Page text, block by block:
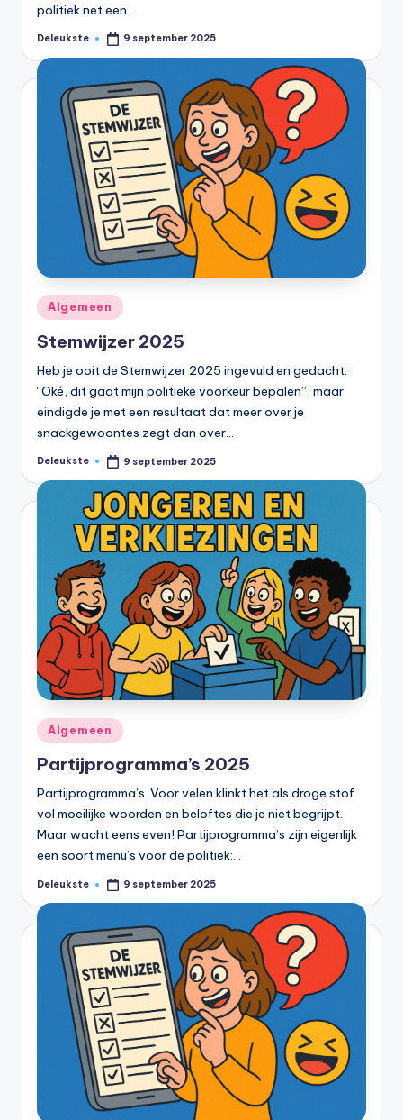
politiek net een…
Geplaatst
Deleukste 9 september 2025
Geplaatst
in
Algemeen
Stemwijzer 2025
Heb je ooit de Stemwijzer 2025 ingevuld en gedacht:
“Oké, dit gaat mijn politieke voorkeur bepalen”, maar
eindigde je met een resultaat dat meer over je
snackgewoontes zegt dan over…
Geplaatst
Deleukste 9 september 2025
Geplaatst
in
Algemeen
Partijprogramma’s 2025
Partijprogramma’s. Voor velen klinkt het als droge stof
vol moeilijke woorden en beloftes die je niet begrijpt.
Maar wacht eens even! Partijprogramma’s zijn eigenlijk
een soort menu’s voor de politiek:…
Geplaatst
Deleukste 9 september 2025